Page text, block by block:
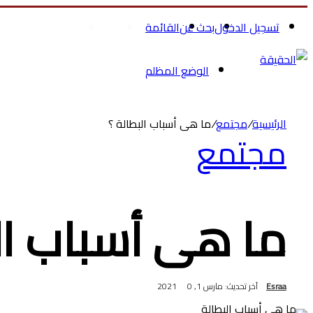
القائمةبحث عنتسجيل الدخول
الوضع المظلم
الرئيسية/مجتمع/ما هى أسباب البطالة ؟مجتمع
ما هى أسباب
Esraa آخر تحديث: مارس 1, 2021 0